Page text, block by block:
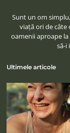
Sunt un om
viaţă ori de câte
oamenii aproape la
să-i
Ultimele articole